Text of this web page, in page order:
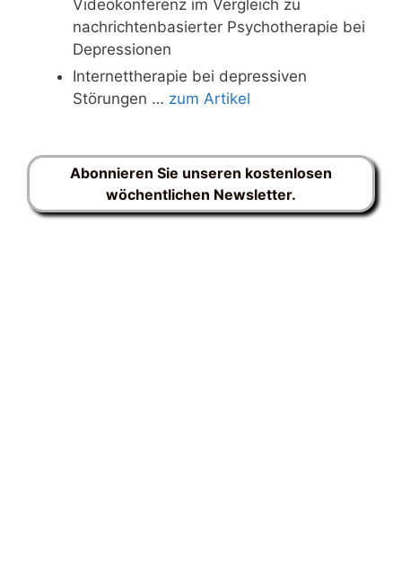
Videokonferenz im Vergleich zu
nachrichtenbasierter Psychotherapie bei
Depressionen
Internettherapie bei depressiven
Störungen … zum Artikel
Abonnieren Sie unseren kostenlosen
wöchentlichen Newsletter.